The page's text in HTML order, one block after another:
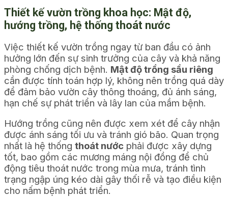
Thiết kế vườn trồng khoa học: Mật độ,
hướng trồng, hệ thống thoát nước
Việc thiết kế vườn trồng ngay từ ban đầu có ảnh
hưởng lớn đến sự sinh trưởng của cây và khả năng
phòng chống dịch bệnh. Mật độ trồng sầu riêng
cần được tính toán hợp lý, không nên trồng quá dày
để đảm bảo vườn cây thông thoáng, đủ ánh sáng,
hạn chế sự phát triển và lây lan của mầm bệnh.
Hướng trồng cũng nên được xem xét để cây nhận
được ánh sáng tối ưu và tránh gió bão. Quan trọng
nhất là hệ thống thoát nước phải được xây dựng
tốt, bao gồm các mương máng nội đồng để chủ
động tiêu thoát nước trong mùa mưa, tránh tình
trạng ngập úng kéo dài gây thối rễ và tạo điều kiện
cho nấm bệnh phát triển.